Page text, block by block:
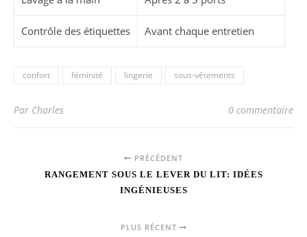
Contrôle des étiquettes Avant chaque entretien
confort féminité lingerie sous-vêtements
Par Charles 0 commentaire
PRÉCÉDENT
RANGEMENT SOUS LE LEVER DU LIT: IDÉES
INGÉNIEUSES
PLUS RÉCENT